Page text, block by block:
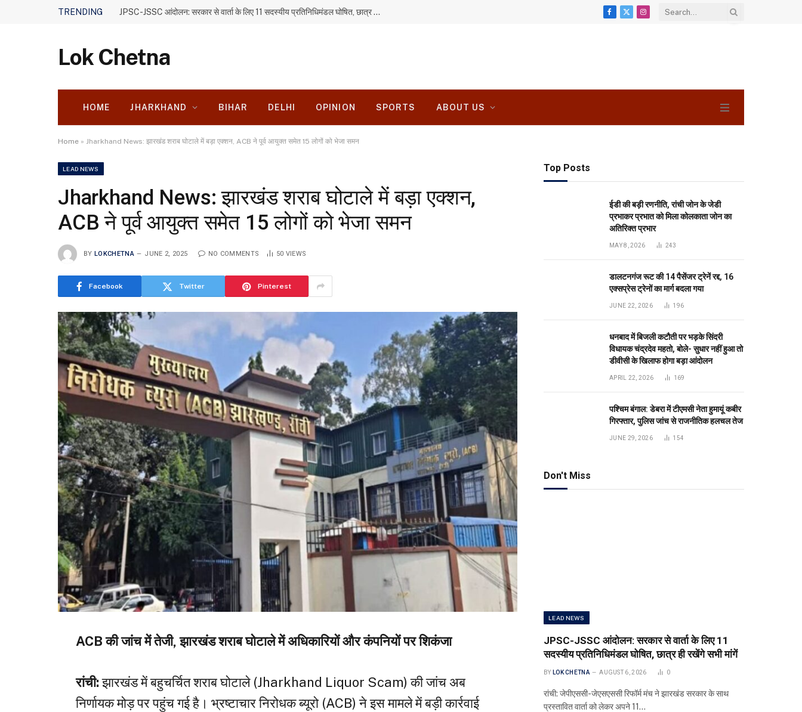
TRENDING JPSC-JSSC आंदोलन: सरकार से वार्ता के लिए 11 सदस्यीय प्रतिनिधिमंडल घोषित, छात्र ही रखेंगे सभी मांगें
Facebook
X
Instagram
Lok Chetna
HOME JHARKHAND BIHAR DELHI OPINION SPORTS ABOUT US
Home » Jharkhand News: झारखंड शराब घोटाले में बड़ा एक्शन, ACB ने पूर्व आयुक्त समेत 15 लोगों को भेजा समन
LEAD NEWS
Jharkhand News: झारखंड शराब घोटाले में बड़ा एक्शन,
ACB ने पूर्व आयुक्त समेत 15 लोगों को भेजा समन
BY LOKCHETNA JUNE 2, 2025 NO COMMENTS 50 VIEWS
Facebook Twitter Pinterest
ACB की जांच में तेजी, झारखंड शराब घोटाले में अधिकारियों और कंपनियों पर शिकंजा
रांची:झारखंड में बहुचर्चित शराब घोटाले (Jharkhand Liquor Scam) की जांच अब
निर्णायक मोड़ पर पहुंच गई है। भ्रष्टाचार निरोधक ब्यूरो (ACB) ने इस मामले में बड़ी कार्रवाई
Top Posts
ईडी की बड़ी रणनीति, रांची जोन के जेडी
प्रभाकर प्रभात को मिला कोलकाता जोन का
अतिरिक्त प्रभार
MAY 8, 2026 243
डालटनगंज रूट की 14 पैसेंजर ट्रेनें रद्द, 16
एक्सप्रेस ट्रेनों का मार्ग बदला गया
JUNE 22, 2026 196
धनबाद में बिजली कटौती पर भड़के सिंदरी
विधायक चंद्रदेव महतो, बोले- सुधार नहीं हुआ तो
डीवीसी के खिलाफ होगा बड़ा आंदोलन
APRIL 22, 2026 169
पश्चिम बंगाल: डेबरा में टीएमसी नेता हुमायूं कबीर
गिरफ्तार, पुलिस जांच से राजनीतिक हलचल तेज
JUNE 29, 2026 154
Don't Miss
LEAD NEWS
JPSC-JSSC आंदोलन: सरकार से वार्ता के लिए 11
सदस्यीय प्रतिनिधिमंडल घोषित, छात्र ही रखेंगे सभी मांगें
BY LOK CHETNA AUGUST 6, 2026 0
रांची: जेपीएससी-जेएसएससी रिफॉर्म मंच ने झारखंड सरकार के साथ
प्रस्तावित वार्ता को लेकर अपने 11…